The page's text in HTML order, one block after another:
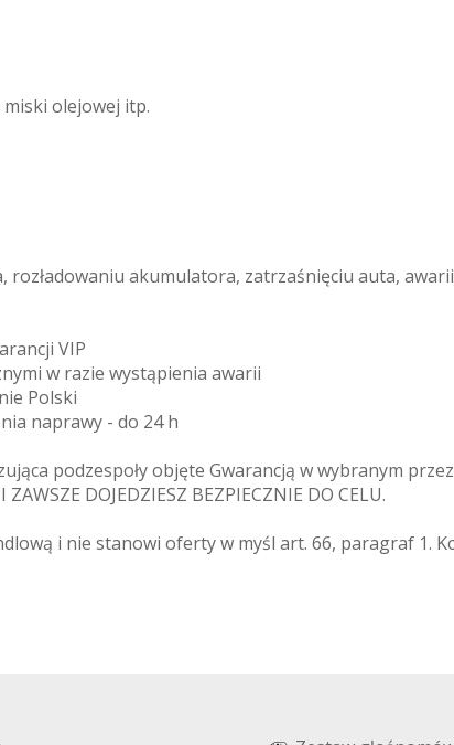
olejowej itp.
rozładowaniu akumulatora, zatrzaśnięciu auta,
VIP
w razie wystąpienia awarii
Polski
naprawy - do 24 h
podzespoły objęte Gwarancją w wybranym
DOJEDZIESZ BEZPIECZNIE DO CELU.
i nie stanowi oferty w myśl art. 66, paragraf 1.